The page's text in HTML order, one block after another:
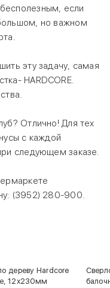
если
но важном
эту задачу, самая
HARDCORE.
Отлично! Для тех
с каждой
следующем заказе.
(3952) 280-900.
дереву Hardcore
12х230мм